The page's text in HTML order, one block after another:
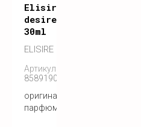
Elisire
desired
30ml
ELISIRE
Артикул:
858919005193
оригинальный
парфюм